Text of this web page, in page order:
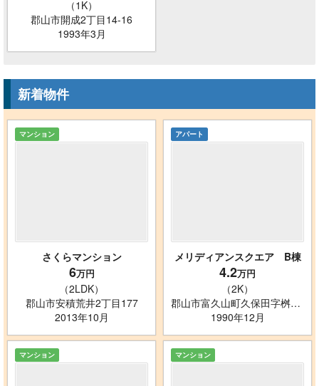
（1K）
郡山市開成2丁目14-16
1993年3月
新着物件
マンション
さくらマンション
6万円
（2LDK）
郡山市安積荒井2丁目177
2013年10月
アパート
メリディアンスクエア B棟
4.2万円
（2K）
郡山市富久山町久保田字桝形33-2
1990年12月
マンション マンション